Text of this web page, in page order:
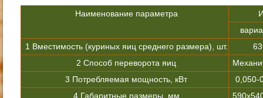
Наименование параметра
1 Вместимость (куриных яиц среднего размера), шт.
63
2 Способ переворота яиц
3 Потребляемая мощность, кВт
0,050-
4 Габаритные размеры, мм